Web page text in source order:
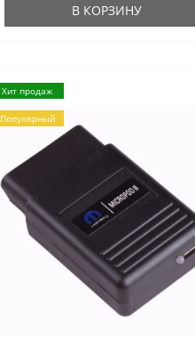
В КОРЗИНУ
Хит продаж
Популярный